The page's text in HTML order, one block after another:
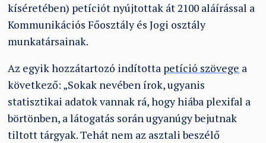
kíséretében) petíciót nyújtottak át 2100 aláírással a
Kommunikációs Főosztály és Jogi osztály
munkatársainak.
Az egyik hozzátartozó indította petíció szövege a
következő: „Sokak nevében írok, ugyanis
statisztikai adatok vannak rá, hogy hiába plexifal a
börtönben, a látogatás során ugyanúgy bejutnak
tiltott tárgyak. Tehát nem az asztali beszélő